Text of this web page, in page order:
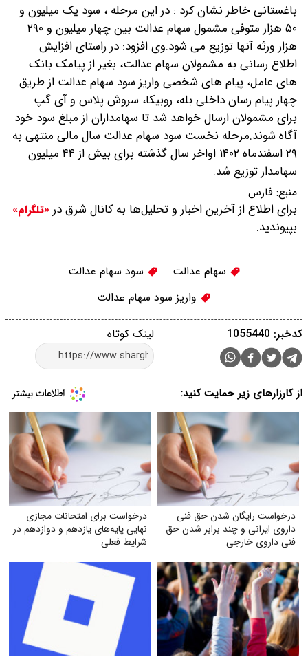
باغستانی خاطر نشان کرد : در این مرحله ، سود یک میلیون و
۵۰ هزار متوفی مشمول سهام عدالت بین چهار میلیون و ۲۹۰
هزار ورثه آنها توزیع می شود.وی افزود: در راستای افزایش
اطلاع رسانی به مشمولان سهام عدالت، بغیر از پیامک بانک
های عامل، پیام های شخصی واریز سود سهام عدالت از طریق
چهار پیام رسان داخلی بله، روبیکا، سروش پلاس و آی گپ
برای مشمولان ارسال خواهد شد تا سهامداران از مبلغ سود خود
آگاه شوند.مرحله نخست سود سهام عدالت سال مالی منتهی به
۲۹ اسفندماه ۱۴۰۲ اواخر سال گذشته برای بیش از ۴۴ میلیون
سهامدار توزیع شد.
منبع: فارس
برای اطلاع از آخرین اخبار و تحلیل‌ها به کانال شرق در «تلگرام»
بپیوندید.
سهام عدالت
سود سهام عدالت
واریز سود سهام عدالت
لینک کوتاه کدخبر: 1055440
از کارزارهای زیر حمایت کنید:
درخواست رایگان شدن حق فنی
داروی ایرانی و چند برابر شدن حق
فنی داروی خارجی
درخواست برای امتحانات مجازی
نهایی پایه‌های یازدهم و دوازدهم در
شرایط فعلی